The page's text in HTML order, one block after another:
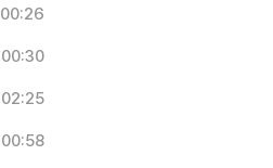
00:26
00:30
02:25
00:58